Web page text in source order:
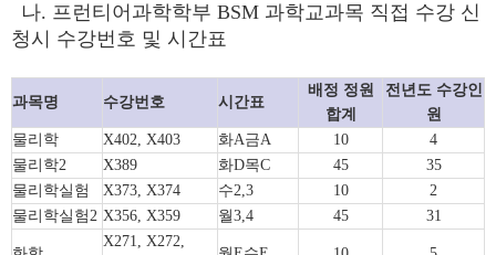
나. 프런티어과학학부 BSM 과학교과목 직접 수강 신
청시 수강번호 및 시간표
과목명 수강번호 시간표
배정 정원
합계
전년도 수강인
원
물리학
X402, X403 화A금A 10
4
물리학2 X389 화D목C 45
35
물리학실험
X373, X374 수2,3 10
2
물리학실험2 X356, X359 월3,4 45 31
X271, X272,